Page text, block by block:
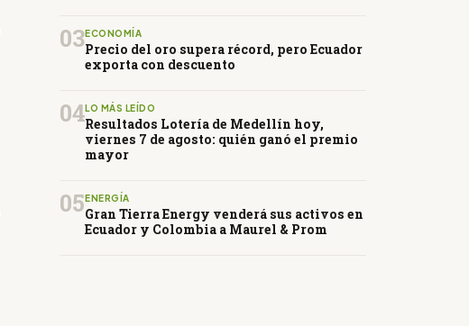
03ECONOMÍA
Precio del oro supera récord, pero Ecuador
exporta con descuento
04LO MÁS LEÍDO
Resultados Lotería de Medellín hoy,
viernes 7 de agosto: quién ganó el premio
mayor
05 ENERGÍA
Gran Tierra Energy venderá sus activos en
Ecuador y Colombia a Maurel & Prom